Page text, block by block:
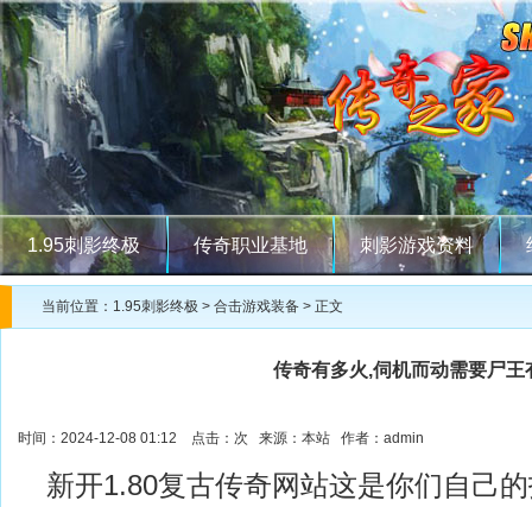
1.95刺影终极 传奇职业基地 刺影游戏资料
当前位置： 1.95刺影终极 > 合击游戏装备 > 正文
传奇有多火,伺机而动需要尸王
时间：2024-12-08 01:12 点击： 次 来源：本站 作者：admin
新开1.80复古传奇网站这是你们自己